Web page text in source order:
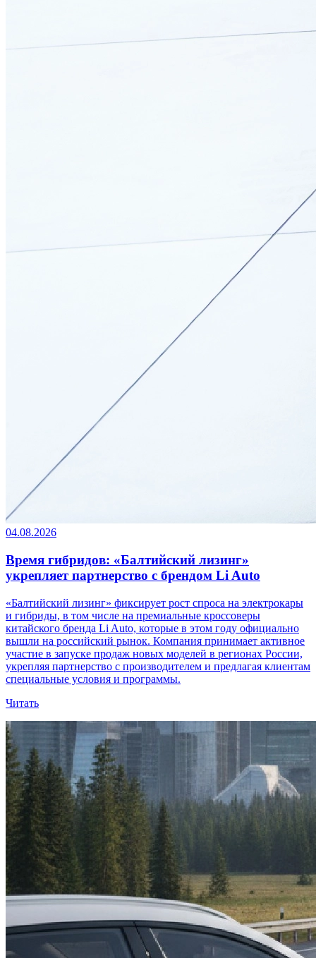
04.08.2026
Время гибридов: «Балтийский лизинг»
укрепляет партнерство с брендом Li Auto
«Балтийский лизинг» фиксирует рост спроса на электрокары
и гибриды, в том числе на премиальные кроссоверы
китайского бренда Li Auto, которые в этом году официально
вышли на российский рынок. Компания принимает активное
участие в запуске продаж новых моделей в регионах России,
укрепляя партнерство с производителем и предлагая клиентам
специальные условия и программы.
Читать